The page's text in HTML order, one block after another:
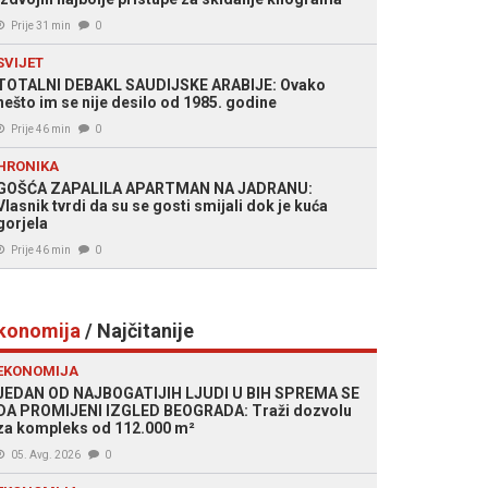
Prije 31 min 0
DEBAKL SAUDIJSKE ARABIJE: Ovako
im se nije desilo od 1985. godine
Prije 46 min 0
ZAPALILA APARTMAN NA JADRANU:
tvrdi da su se gosti smijali dok je kuća
Prije 46 min 0
/ Najčitanije
OD NAJBOGATIJIH LJUDI U BIH SPREMA SE
PROMIJENI IZGLED BEOGRADA: Traži dozvolu
kompleks od 112.000 m²
05. Avg. 2026 0